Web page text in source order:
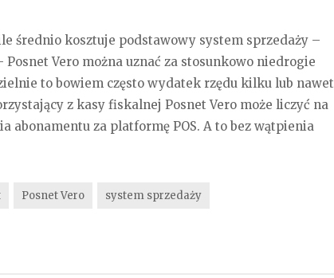
średnio kosztuje podstawowy system sprzedaży –
Vero można uznać za stosunkowo niedrogie
to bowiem często wydatek rzędu kilku lub nawet
z kasy fiskalnej Posnet Vero może liczyć na
abonamentu za platformę POS. A to bez wątpienia
Posnet Vero system sprzedaży